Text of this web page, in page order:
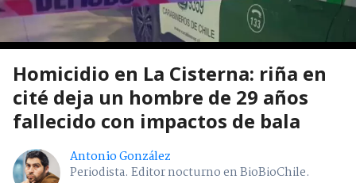
Homicidio en La Cisterna: riña en
cité deja un hombre de 29 años
fallecido con impactos de bala
Antonio González
Periodista. Editor nocturno en BioBioChile.